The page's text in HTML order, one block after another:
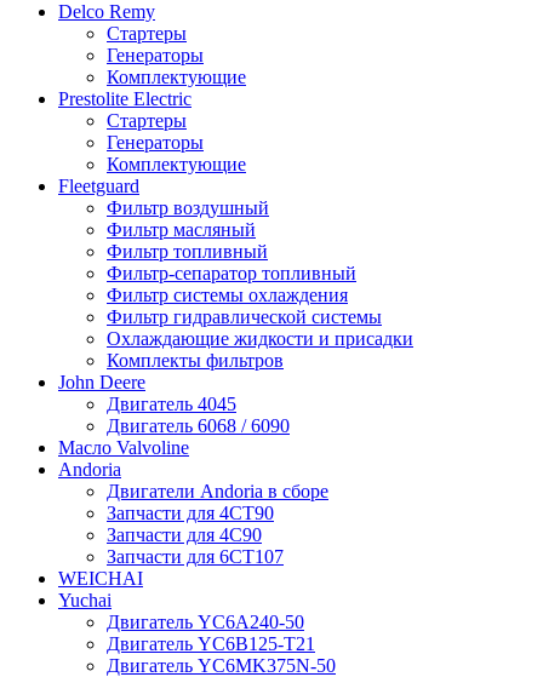
Delco Remy
Стартеры
Генераторы
Комплектующие
Prestolite Electric
Стартеры
Генераторы
Комплектующие
Fleetguard
Фильтр воздушный
Фильтр масляный
Фильтр топливный
Фильтр-сепаратор топливный
Фильтр системы охлаждения
Фильтр гидравлической системы
Охлаждающие жидкости и присадки
Комплекты фильтров
John Deere
Двигатель 4045
Двигатель 6068 / 6090
Масло Valvoline
Andoria
Двигатели Andoria в сборе
Запчасти для 4CT90
Запчасти для 4С90
Запчасти для 6CT107
WEICHAI
Yuchai
Двигатель YC6A240-50
Двигатель YC6B125-T21
Двигатель YC6MK375N-50